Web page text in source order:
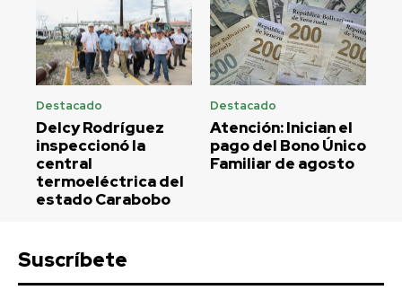
Destacado
Delcy Rodríguez
inspeccionó la
central
termoeléctrica del
estado Carabobo
Destacado
Atención: Inician el
pago del Bono Único
Familiar de agosto
Suscríbete